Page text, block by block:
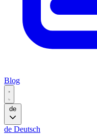
Blog
de
de Deutsch